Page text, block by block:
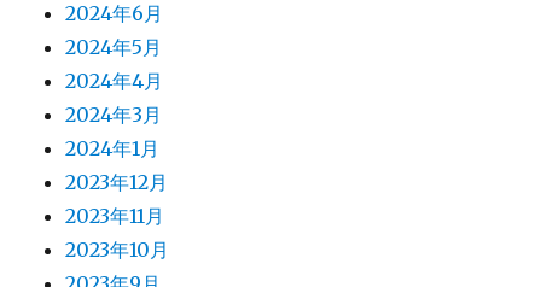
2024年6月
2024年5月
2024年4月
2024年3月
2024年1月
2023年12月
2023年11月
2023年10月